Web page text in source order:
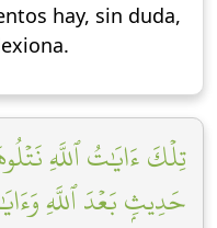
hay, sin duda,
تِلۡكَ ءَايَٰتُ ٱللَّهِ
حَدِيثِۭ بَعۡدَ ٱللَّهِ